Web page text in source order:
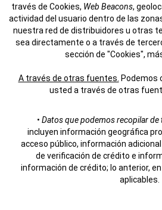
través de Cookies, Web Beacons,
actividad del usuario dentro de las
nuestra red de distribuidores u otras
sea directamente o a través de
sección de "Cookies",
A través de otras fuentes. Podemos
usted a través de otras
• Datos que podemos recopilar de
incluyen información geográfica
acceso público, información
de verificación de crédito e
información de crédito; lo anterior,
aplicables.